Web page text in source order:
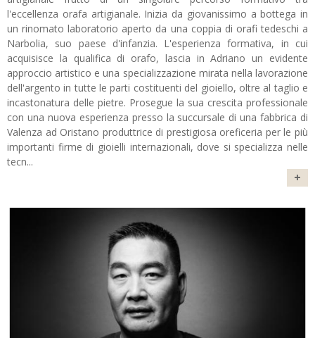
l'eccellenza orafa artigianale. Inizia da giovanissimo a bottega in
un rinomato laboratorio aperto da una coppia di orafi tedeschi a
Narbolia, suo paese d'infanzia. L'esperienza formativa, in cui
acquisisce la qualifica di orafo, lascia in Adriano un evidente
approccio artistico e una specializzazione mirata nella lavorazione
dell'argento in tutte le parti costituenti del gioiello, oltre al taglio e
incastonatura delle pietre. Prosegue la sua crescita professionale
con una nuova esperienza presso la succursale di una fabbrica di
Valenza ad Oristano produttrice di prestigiosa oreficeria per le più
importanti firme di gioielli internazionali, dove si specializza nelle
tecn...
+